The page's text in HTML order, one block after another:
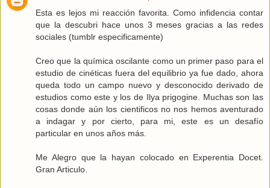
Esta es lejos mi reacción favorita. Como infidencia contar
que la descubri hace unos 3 meses gracias a las redes
sociales (tumblr especificamente)
Creo que la química oscilante como un primer paso para el
estudio de cinéticas fuera del equilibrio ya fue dado, ahora
queda todo un campo nuevo y desconocido derivado de
estudios como este y los de Ilya prigogine. Muchas son las
cosas donde aún los cientificos no nos hemos aventurado
a indagar y por cierto, para mi, este es un desafío
particular en unos años más.
Me Alegro que la hayan colocado en Experentia Docet.
Gran Articulo.